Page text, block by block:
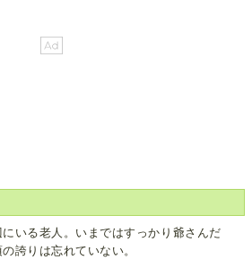
にいる老人。いまではすっかり爺さんだ
誇りは忘れていない。